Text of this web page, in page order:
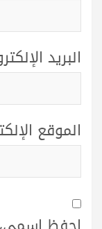
البريد
الموقع